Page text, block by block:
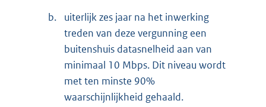
b.
uiterlijk zes jaar na het inwerking
treden van deze vergunning een
buitenshuis datasnelheid aan van
minimaal 10 Mbps. Dit niveau wordt
met ten minste 90%
waarschijnlijkheid gehaald.